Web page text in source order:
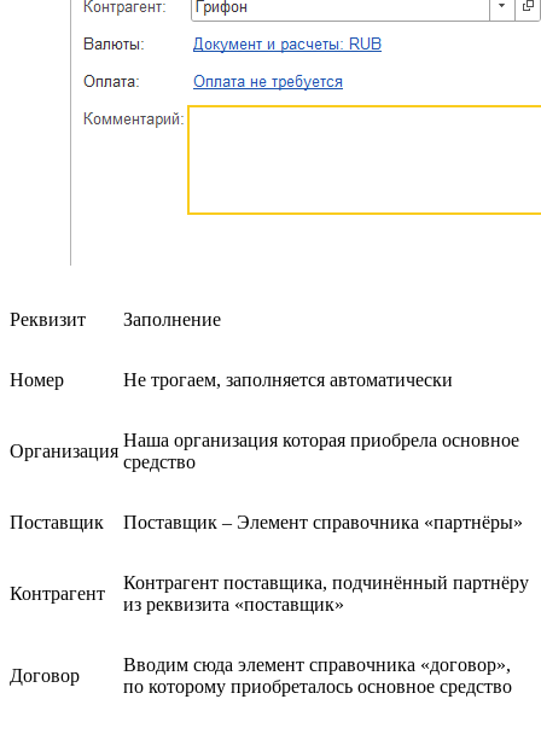
Реквизит Заполнение
Номер Не трогаем, заполняется автоматически
Организация
Наша организация которая приобрела основное
средство
Поставщик Поставщик – Элемент справочника «партнёры»
Контрагент
Контрагент поставщика, подчинённый партнёру
из реквизита «поставщик»
Договор
Вводим сюда элемент справочника «договор»,
по которому приобреталось основное средство